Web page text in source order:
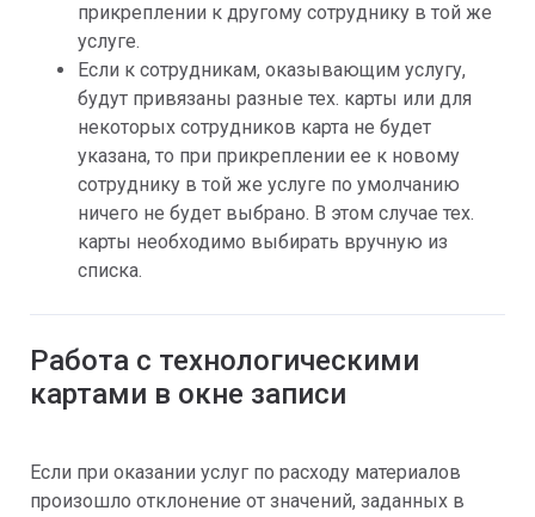
прикреплении к другому сотруднику в той же
услуге.
Если к сотрудникам, оказывающим услугу,
будут привязаны разные тех. карты или для
некоторых сотрудников карта не будет
указана, то при прикреплении ее к новому
сотруднику в той же услуге по умолчанию
ничего не будет выбрано. В этом случае тех.
карты необходимо выбирать вручную из
списка.
Работа с технологическими
картами в окне записи
Если при оказании услуг по расходу материалов
произошло отклонение от значений, заданных в